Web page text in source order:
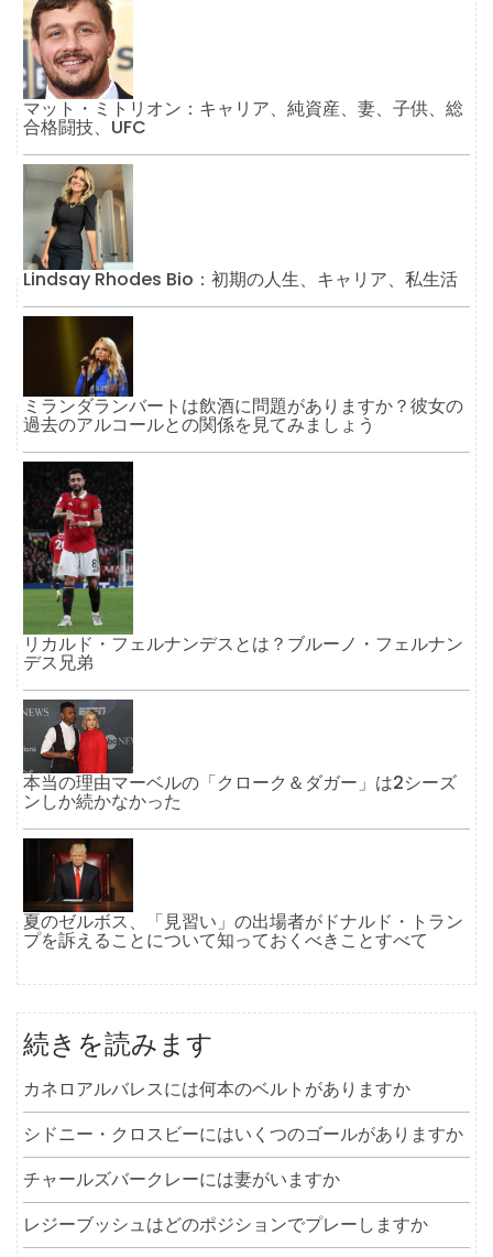
マット・ミトリオン：キャリア、純資産、妻、子供、総
合格闘技、UFC
Lindsay Rhodes Bio：初期の人生、キャリア、私生活
ミランダランバートは飲酒に問題がありますか？彼女の
過去のアルコールとの関係を見てみましょう
リカルド・フェルナンデスとは？ブルーノ・フェルナン
デス兄弟
本当の理由マーベルの「クローク＆ダガー」は2シーズ
ンしか続かなかった
夏のゼルボス、「見習い」の出場者がドナルド・トラン
プを訴えることについて知っておくべきことすべて
続きを読みます
カネロアルバレスには何本のベルトがありますか
シドニー・クロスビーにはいくつのゴールがありますか
チャールズバークレーには妻がいますか
レジーブッシュはどのポジションでプレーしますか